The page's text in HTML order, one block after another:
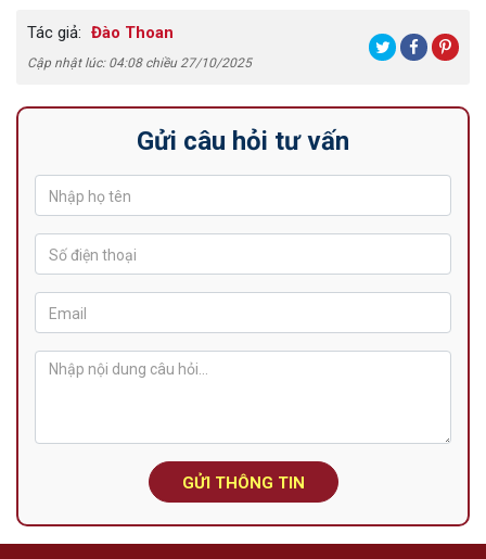
Tác giả: Đào Thoan
Cập nhật lúc: 04:08 chiều 27/10/2025
Gửi câu hỏi tư vấn
GỬI THÔNG TIN